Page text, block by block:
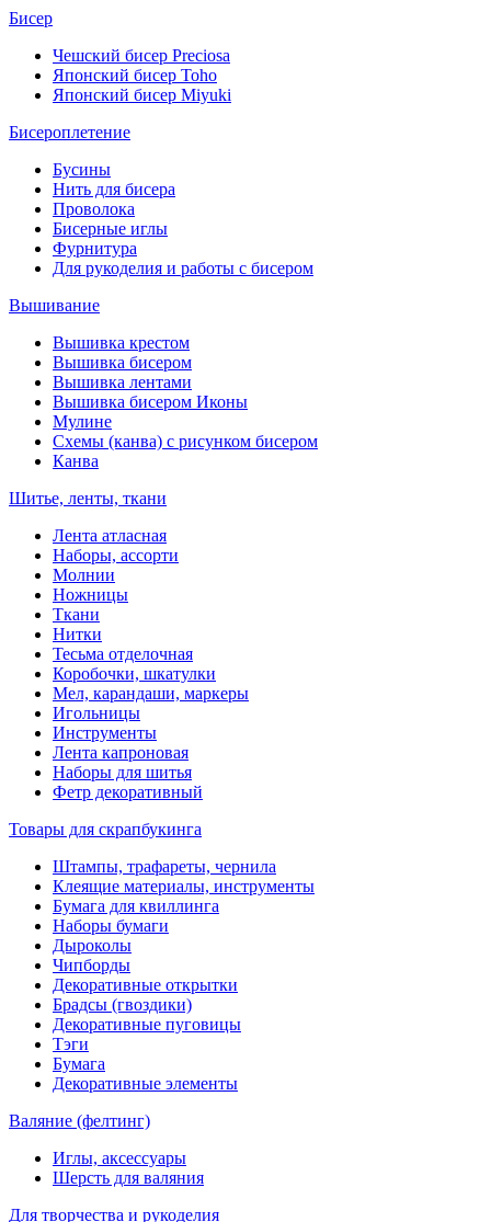
Бисер
Чешский бисер Preciosa
Японский бисер Toho
Японский бисер Miyuki
Бисероплетение
Бусины
Нить для бисера
Проволока
Бисерные иглы
Фурнитура
Для рукоделия и работы с бисером
Вышивание
Вышивка крестом
Вышивка бисером
Вышивка лентами
Вышивка бисером Иконы
Мулине
Схемы (канва) с рисунком бисером
Канва
Шитье, ленты, ткани
Лента атласная
Наборы, ассорти
Молнии
Ножницы
Ткани
Нитки
Тесьма отделочная
Коробочки, шкатулки
Мел, карандаши, маркеры
Игольницы
Инструменты
Лента капроновая
Наборы для шитья
Фетр декоративный
Товары для скрапбукинга
Штампы, трафареты, чернила
Клеящие материалы, инструменты
Бумага для квиллинга
Наборы бумаги
Дыроколы
Чипборды
Декоративные открытки
Брадсы (гвоздики)
Декоративные пуговицы
Тэги
Бумага
Декоративные элементы
Валяние (фелтинг)
Иглы, аксессуары
Шерсть для валяния
Для творчества и рукоделия